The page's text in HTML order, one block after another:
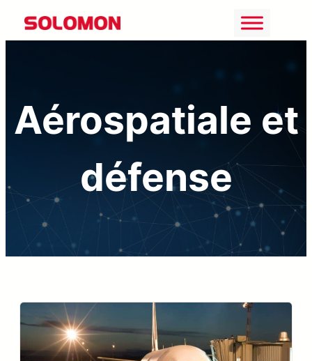
Aller
au
Aérospatiale et
défense